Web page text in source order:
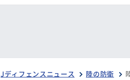
Jディフェンスニュース 陸の防衛